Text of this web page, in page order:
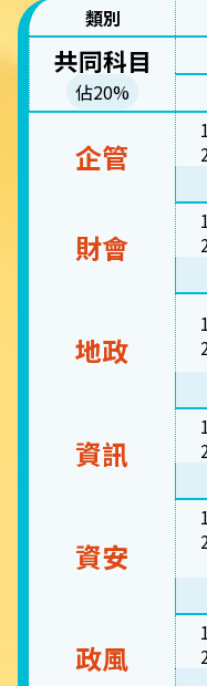
類別
共同科目
佔20%
企管
財會
地政
資訊
資安
政風